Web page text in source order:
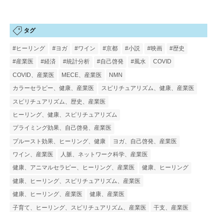
タグ
#ヒーリング #ヨガ #ワイン #京都 #小説 #映画
#歴史
#産業医
#経済 #統計分析 #自己啓発 #風水
COVID
COVID、産業医
MECE、産業医
NMN
カラーセラピー、健康、産業医
スピリチュアリズム、健康、産業医
スピリチュアリズム、歴史、産業医
ヒーリング、健康、スピリチュアリズム
プライミング効果、自己啓発、産業医
プルースト効果、ヒーリング、健康
ヨガ、自己啓発、産業医
ワイン、産業医
人脈、ネットワーク科学、産業医
健康、アニマルセラピー、ヒーリング、産業医
健康、ヒーリング
健康、ヒーリング、スピリチュアリズム、産業医
健康、ヒーリング、産業医
健康、産業医
子育て、ヒーリング、スピリチュアリズム、産業医
干支、産業医